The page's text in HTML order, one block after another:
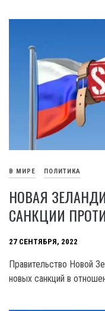
В МИРЕ ПОЛИТИКА
НОВАЯ
САНКЦИИ
27 СЕНТЯБРЯ, 2022
Правительство Новой
новых санкций в